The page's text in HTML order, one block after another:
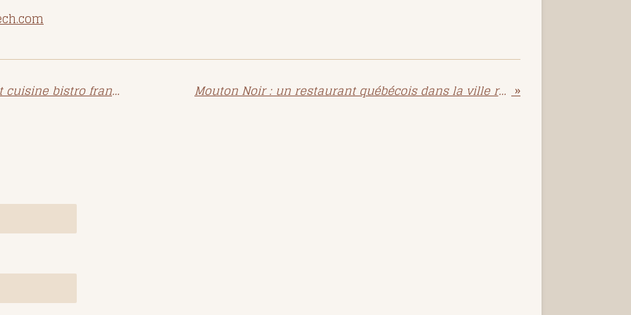
La Paillotte, ambiance coloniale et cuisine bistro française à Marrakech Mouton Noir : un restaurant québécois dans la ville rouge »